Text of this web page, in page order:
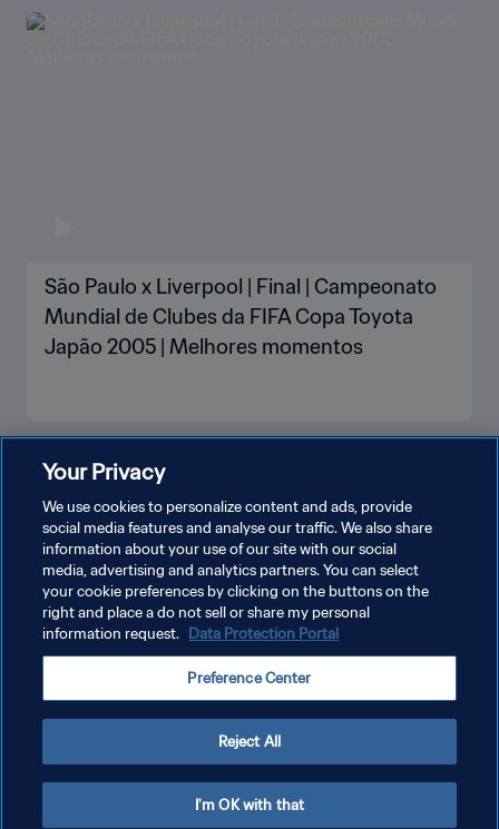
São Paulo x Liverpool | Final | Campeonato
Mundial de Clubes da FIFA Copa Toyota
Japão 2005 | Melhores momentos
POLÍTICA DE PRIVACIDADE
ADMINISTRAR AS PREFERÊNCIAS DE COOKIES
Copyright © 1994-2026 FIFA. Todos os direitos reservados.
Your Privacy
We use cookies to personalize content and ads, provide
social media features and analyse our traffic. We also share
information about your use of our site with our social
media, advertising and analytics partners. You can select
your cookie preferences by clicking on the buttons on the
right and place a do not sell or share my personal
information request. Data Protection Portal
Preference Center
Reject All
I'm OK with that